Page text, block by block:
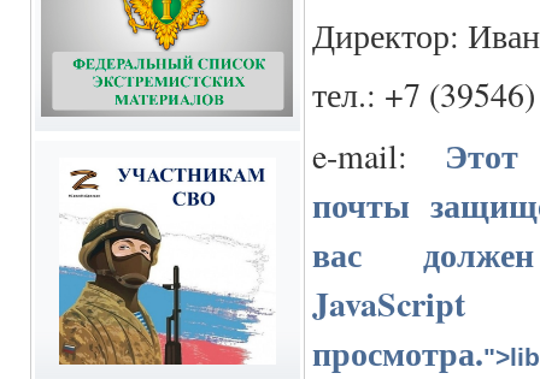
Директор:
тел.: +7
e-mail: Этот
почты
вас
просмотра.">